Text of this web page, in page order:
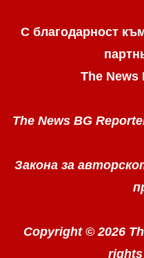
С благодарност
The News
The News BG
Закона за
Copyright © 2026
rights